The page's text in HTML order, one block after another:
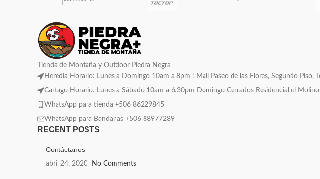
Tienda de Montaña y Outdoor Piedra Negra
Heredia Horario: Lunes a Domingo 10am a 8pm : Mall Paseo de las Flores, Segundo Piso,
Cartago Horario: Lunes a Sábado 10am a 6:30pm Domingo Cerrados Residencial el
WhatsApp para tienda +506 86229845
WhatsApp para Bandanas +506 88977289
RECENT POSTS
Contáctanos
abril 24, 2020 No Comments